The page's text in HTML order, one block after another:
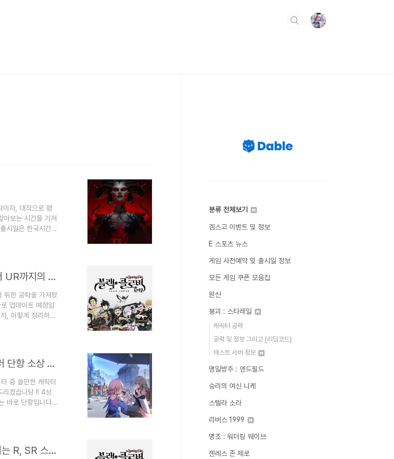
이자, 대작으로 평
아보는 시간을 가져
시일은 한국시간으
니다. 즉, 6월 2
블랙 클로버 모바일 [Black Clover] 초보자 공략 시작부터 UR까지의 꿀팁
위한 공략을 가져왔
업데이트 예정입
, 이렇게 정리하였
공략들고 오겠습니
붕괴 : 스타레일 [HonKai Star Rail] 4성 캐릭터 수렵 딜러 단항 소상 공략 모음 추천 광추 유물 장신구 파티 추천
중 쓸만한 캐릭터
리겠습니당 !! 4성
바로 단항입니다.
으로도 딜이 잘나
블랙 클로버 모바일 [Black Clover] 꿀팁 : 절대 갈면 안되는 R, SR 스킬북과 SR 갈아서 만들어야 할 것 공략 정보
분류 전체보기
겜스고 이벤트 및 정보
E 스포츠 뉴스
게임 사전예약 및 출시일 정보
모든 게임 쿠폰 모음집
원신
붕괴 : 스타레일
캐릭터 공략
공략 및 정보 그리고 [리딤코드]
테스트 서버 정보
명일방주 : 엔드필드
승리의 여신 니케
스텔라 소라
리버스 1999
명조 : 워더링 웨이브
젠레스 존 제로